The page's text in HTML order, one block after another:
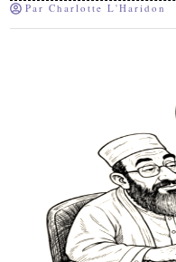
Par Charlotte L'Haridon